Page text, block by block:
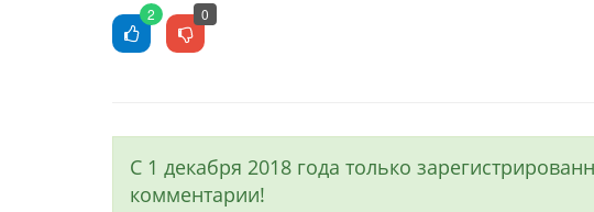
2 0
С 1 декабря 2018 года только
комментарии!